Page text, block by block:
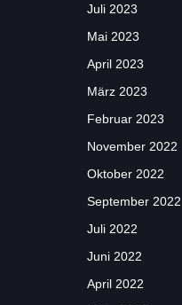
Juli 2023
Mai 2023
April 2023
März 2023
Februar 2023
November 2022
Oktober 2022
September 2022
Juli 2022
Juni 2022
April 2022